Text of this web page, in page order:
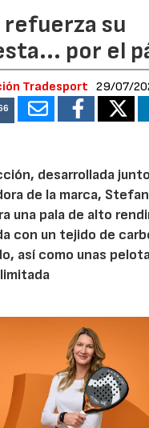
refuerza su
por el
Tradesport 29/07/
desarrollada
de la marca,
una pala de alto
con un tejido de
así como unas